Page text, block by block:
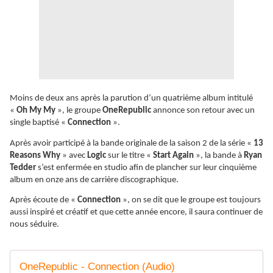
Moins de deux ans après la parution d’un quatrième album intitulé
« Oh My My », le groupe OneRepublic annonce son retour avec un
single baptisé « Connection ».
Après avoir participé à la bande originale de la saison 2 de la série « 13
Reasons Why » avec Logic sur le titre « Start Again », la bande à Ryan
Tedder s’est enfermée en studio afin de plancher sur leur cinquième
album en onze ans de carrière discographique.
Après écoute de « Connection », on se dit que le groupe est toujours
aussi inspiré et créatif et que cette année encore, il saura continuer de
nous séduire.
OneRepublic - Connection (Audio)